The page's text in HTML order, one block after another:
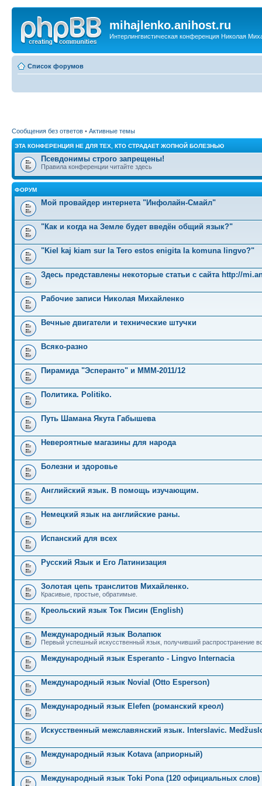
mihajlenko.anihost.ru
Интерлингвистическая конференция Николая
Список форумов
Сообщения без ответов • Активные темы
ЭТА КОНФЕРЕНЦИЯ НЕ ДЛЯ ТЕХ, КТО СТРАДАЕТ ЖОПНОЙ БОЛЕЗНЬЮ
Псевдонимы строго запрещены!
Правила конференции читайте здесь
ФОРУМ
Мой провайдер интернета "Инфолайн-Смайл"
"Как и когда на Земле будет введён общий язык?"
"Kiel kaj kiam sur la Tero estos enigita la komuna lingvo?"
Здесь представлены некоторые статьи с сайта http://
Рабочие записи Николая Михайленко
Вечные двигатели и технические штучки
Всяко-разно
Пирамида "Эсперанто" и MMM-2011/12
Политика. Politiko.
Путь Шамана Якута Габышева
Невероятные магазины для народа
Болезни и здоровье
Английский язык. В помощь изучающим.
Немецкий язык на английские раны.
Испанский для всех
Русский Язык и Его Латинизация
Золотая цепь транслитов Михайленко.
Красивые, простые, обратимые.
Креольский язык Ток Писин (English)
Международный язык Волапюк
Первый успешный искусственный язык, получивший распространение
Международный язык Esperanto - Lingvo Internacia
Международный язык Novial (Otto Esperson)
Международный язык Elefen (романский креол)
Искусственный межславянский язык. Interslavic.
Международный язык Kotava (априорный)
Международный язык Toki Pona (120 официальных слов)